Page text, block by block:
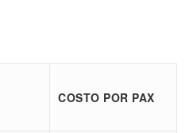
COSTO POR PAX